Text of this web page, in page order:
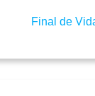
Final de